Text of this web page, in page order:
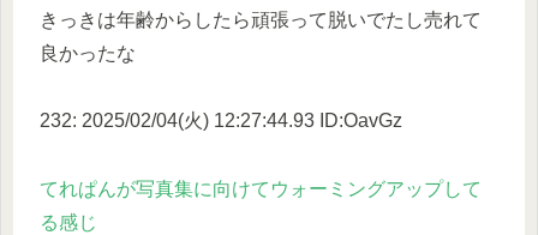
きっきは年齢からしたら頑張って脱いでたし売れて
良かったな
232: 2025/02/04(火) 12:27:44.93 ID:OavGz
てれぱんが写真集に向けてウォーミングアップして
る感じ